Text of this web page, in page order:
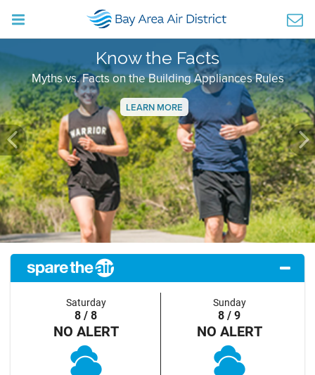
Know the Facts
Myths vs. Facts on the Building Appliances Rules
LEARN MORE
Previous
Saturday
8 / 8
NO ALERT
Sunday
8 / 9
NO ALERT